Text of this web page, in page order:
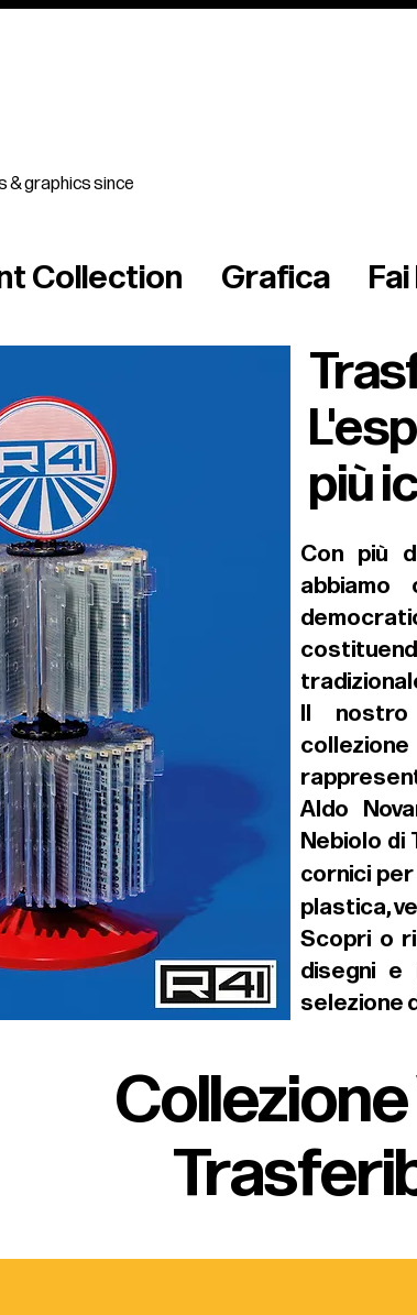
& graphics since
Collection Grafica Fai
più
Con più
Il nostro
Aldo
Nebiolo di
cornici
plastica,
Scopri o
disegni
selezione